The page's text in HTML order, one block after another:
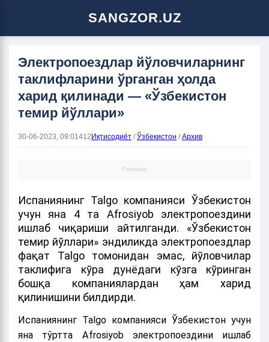
SANGZOR.UZ
Электропоездлар йўловчиларнинг
таклифларини ўрганган ҳолда
харид қилинади — «Ўзбекистон
темир йўллари»
30-06-2023, 09:01412 Иқтисодиёт /Ўзбекистон /Архив
Реклама
Испаниянинг Talgo компанияси Ўзбекистон
учун яна 4 та Afrosiyob электропоездини
ишлаб чиқариши айтилганди. «Ўзбекистон
темир йўллари» эндиликда электропоездлар
фақат Talgo томонидан эмас, йўловчилар
таклифига кўра дунёдаги кўзга кўринган
бошқа компаниялардан ҳам харид
қилинишини билдирди.
Испаниянинг Talgo компанияси Ўзбекистон учун
яна тўртта Afrosiyob электропоездини ишлаб